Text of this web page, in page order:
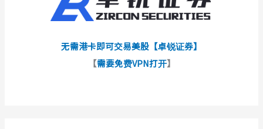
无需港卡即可交易美股【卓锐证券】
【需要免费VPN打开】